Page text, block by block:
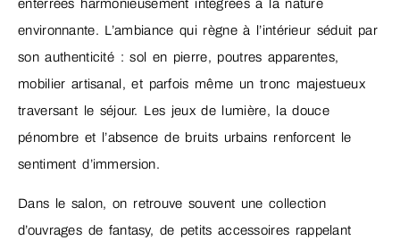
enterrées harmonieusement intégrées à la nature
environnante. L’ambiance qui règne à l’intérieur séduit par
son authenticité : sol en pierre, poutres apparentes,
mobilier artisanal, et parfois même un tronc majestueux
traversant le séjour. Les jeux de lumière, la douce
pénombre et l’absence de bruits urbains renforcent le
sentiment d’immersion.
Dans le salon, on retrouve souvent une collection
d’ouvrages de fantasy, de petits accessoires rappelant